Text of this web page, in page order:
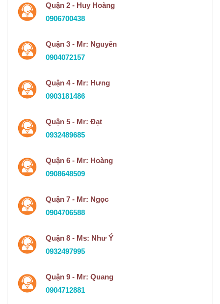
Quận 2 - Huy Hoàng
0906700438
Quận 3 - Mr: Nguyên
0904072157
Quận 4 - Mr: Hưng
0903181486
Quận 5 - Mr: Đạt
0932489685
Quận 6 - Mr: Hoàng
0908648509
Quận 7 - Mr: Ngọc
0904706588
Quận 8 - Ms: Như Ý
0932497995
Quận 9 - Mr: Quang
0904712881